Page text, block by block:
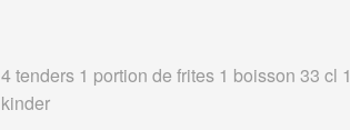
4 tenders 1 portion de frites 1 boisson 33 cl 1
kinder